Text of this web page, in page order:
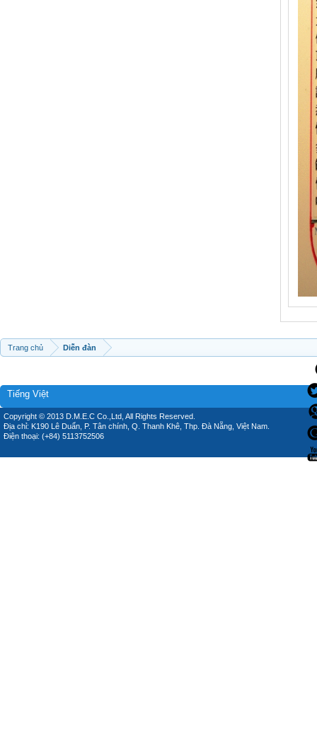
Trang chủ Diễn đàn
Tiếng Việt
Copyright © 2013 D.M.E.C Co.,Ltd, All Rights Reserved.
Địa chỉ: K190 Lê Duẩn, P. Tân chính, Q. Thanh Khê, Thp. Đà Nẵng, Việt Nam.
Điện thoại: (+84) 5113752506